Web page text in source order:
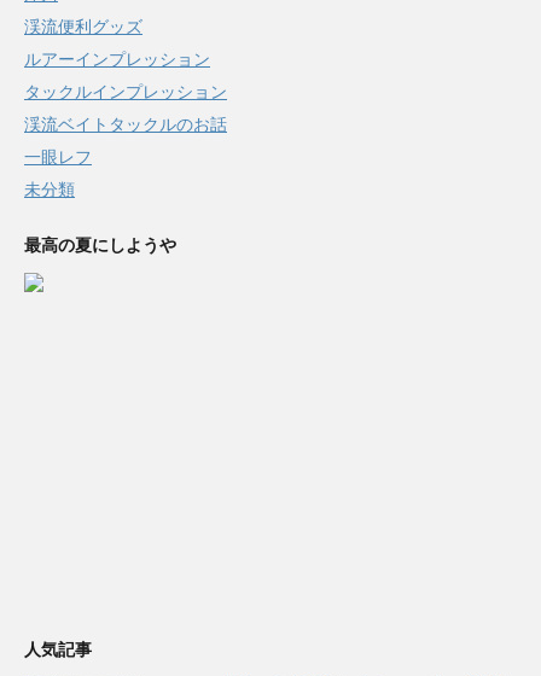
渓流便利グッズ
ルアーインプレッション
タックルインプレッション
渓流ベイトタックルのお話
一眼レフ
未分類
最高の夏にしようや
人気記事